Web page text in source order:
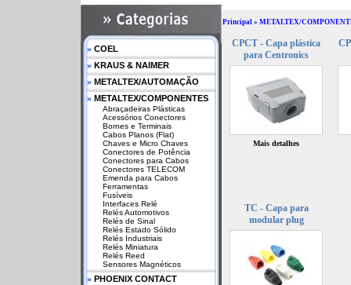
» COEL
» KRAUS & NAIMER
» METALTEX/AUTOMAÇÃO
» METALTEX/COMPONENTES
Abraçadeiras Plásticas
Acessórios Conectores
Bornes e Terminais
Cabos Planos (Flat)
Chaves e Micro Chaves
Conectores de Potência
Conectores para Cabos
Conectores TELECOM
Emenda para Cabos
Ferramentas
Fusíveis
Interfaces Relé
Relés Automotivos
Relés de Sinal
Relés Estado Sólido
Relés Industriais
Relés Miniatura
Relés Reed
Sensores Magnéticos
» PHOENIX CONTACT
Principal» METALTEX/
CPCT - Capa plástica
para Centronics
Mais detalhes
TC - Capa para
modular plug